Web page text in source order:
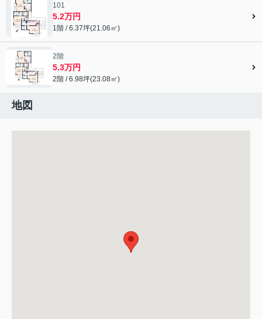
101
5.2万円
1階 / 6.37坪(21.06㎡)
2階
5.3万円
2階 / 6.98坪(23.08㎡)
地図